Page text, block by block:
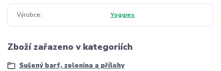
Výrobce Yoggies
Zboží zařazeno v kategoriích
Sušený barf, zelenina a přílohy